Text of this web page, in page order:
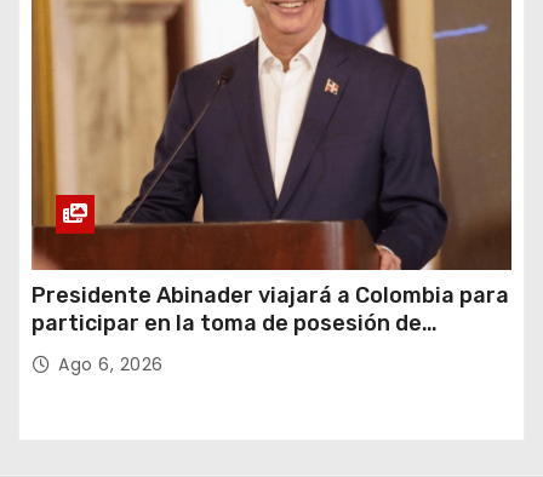
Presidente Abinader viajará a Colombia para
participar en la toma de posesión de
Abelardo de la Espriella
Ago 6, 2026